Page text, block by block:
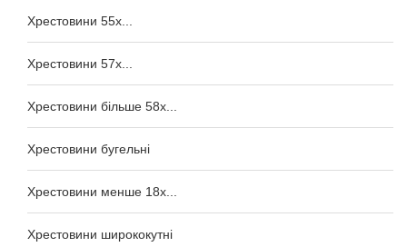
Хрестовини 55x...
Хрестовини 57x...
Хрестовини більше 58x...
Хрестовини бугельні
Хрестовини менше 18x...
Хрестовини ширококутні